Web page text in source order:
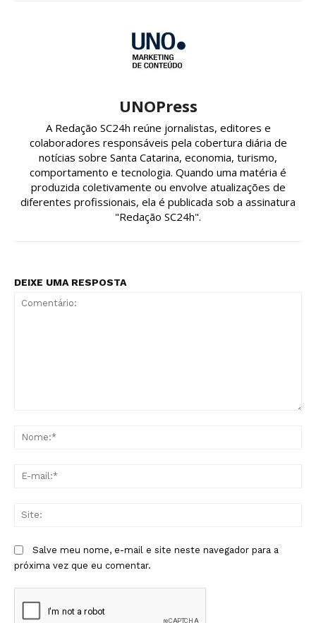
UNOPress
A Redação SC24h reúne jornalistas, editores e
colaboradores responsáveis pela cobertura diária de
notícias sobre Santa Catarina, economia, turismo,
comportamento e tecnologia. Quando uma matéria é
produzida coletivamente ou envolve atualizações de
diferentes profissionais, ela é publicada sob a assinatura
"Redação SC24h".
DEIXE UMA RESPOSTA
Salve meu nome, e-mail e site neste navegador para a
próxima vez que eu comentar.